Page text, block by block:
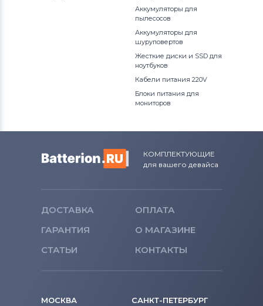
Аккумуляторы для
пылесосов
Аккумуляторы для
шуруповертов
Жесткие диски и SSD для
ноутбуков
Кабели питания 220V
Блоки питания для
мониторов
КОМПЛЕКТУЮЩИЕ
для вашего девайса
ДОСТАВКА
ОПЛАТА
ГАРАНТИЯ
О МАГАЗИНЕ
СТАТЬИ
КОНТАКТЫ
МОСКВА САНКТ-ПЕТЕРБУРГ